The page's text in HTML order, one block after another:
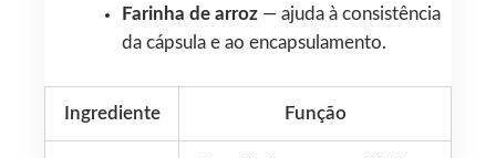
Farinha de arroz— ajuda à consistência
da cápsula e ao encapsulamento.
Ingrediente Função